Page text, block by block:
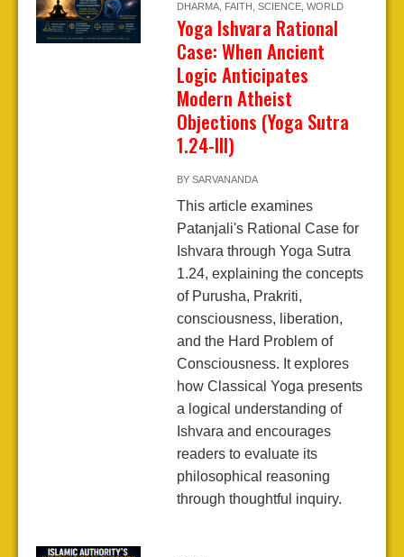
DHARMA, FAITH SCIENCE, WORLD
Yoga Ishvara Rational
Case: When Ancient
Logic Anticipates
Modern Atheist
Objections (Yoga Sutra
1.24-III)
BY SARVANANDA
This article examines
Patanjali's Rational Case for
Ishvara through Yoga Sutra
1.24, explaining the concepts
of Purusha, Prakriti,
consciousness, liberation,
and the Hard Problem of
Consciousness. It explores
how Classical Yoga presents
a logical understanding of
Ishvara and encourages
readers to evaluate its
philosophical reasoning
through thoughtful inquiry.